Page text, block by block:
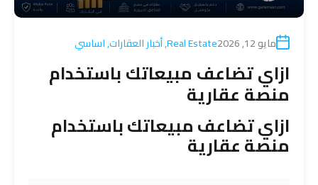
مايو 12, 2026 Real Estate
,أخبار العقارات,اساسي
ازاي تضاعف مبيعاتك باستخدام
منصة عقارية
ازاي تضاعف مبيعاتك باستخدام
منصة عقارية